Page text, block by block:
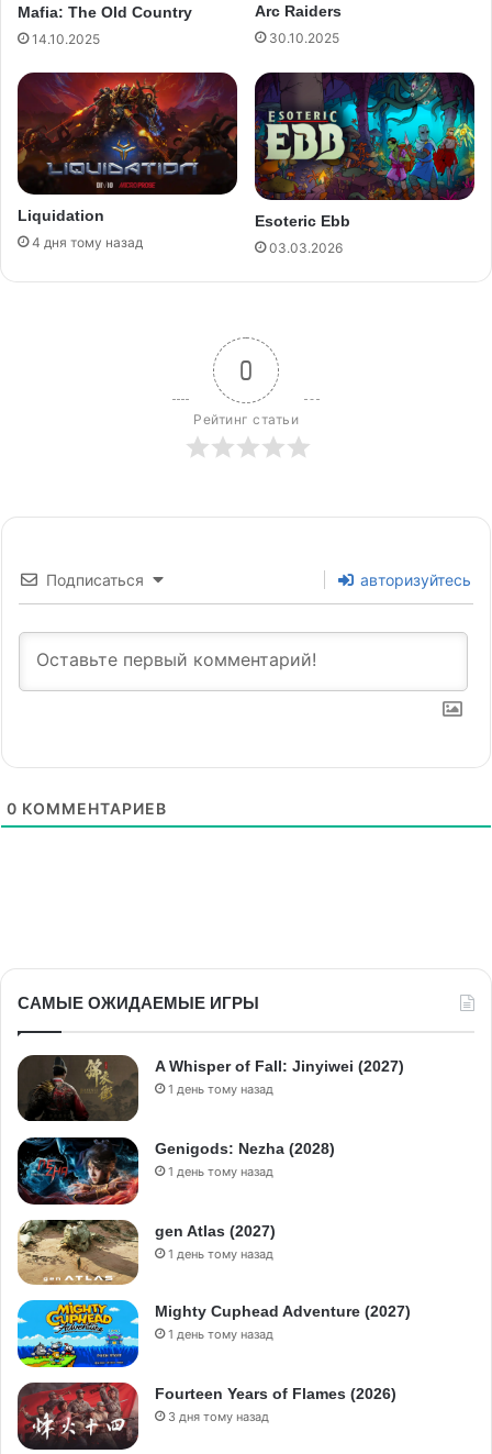
Mafia: The Old Country
14.10.2025
Arc Raiders
30.10.2025
Liquidation
4 дня тому назад
Esoteric Ebb
03.03.2026
0
Рейтинг статьи
Подписаться авторизуйтесь
0 КОММЕНТАРИЕВ
САМЫЕ ОЖИДАЕМЫЕ ИГРЫ
A Whisper of Fall: Jinyiwei (2027)
1 день тому назад
Genigods: Nezha (2028)
1 день тому назад
gen Atlas (2027)
1 день тому назад
Mighty Cuphead Adventure (2027)
1 день тому назад
Fourteen Years of Flames (2026)
3 дня тому назад